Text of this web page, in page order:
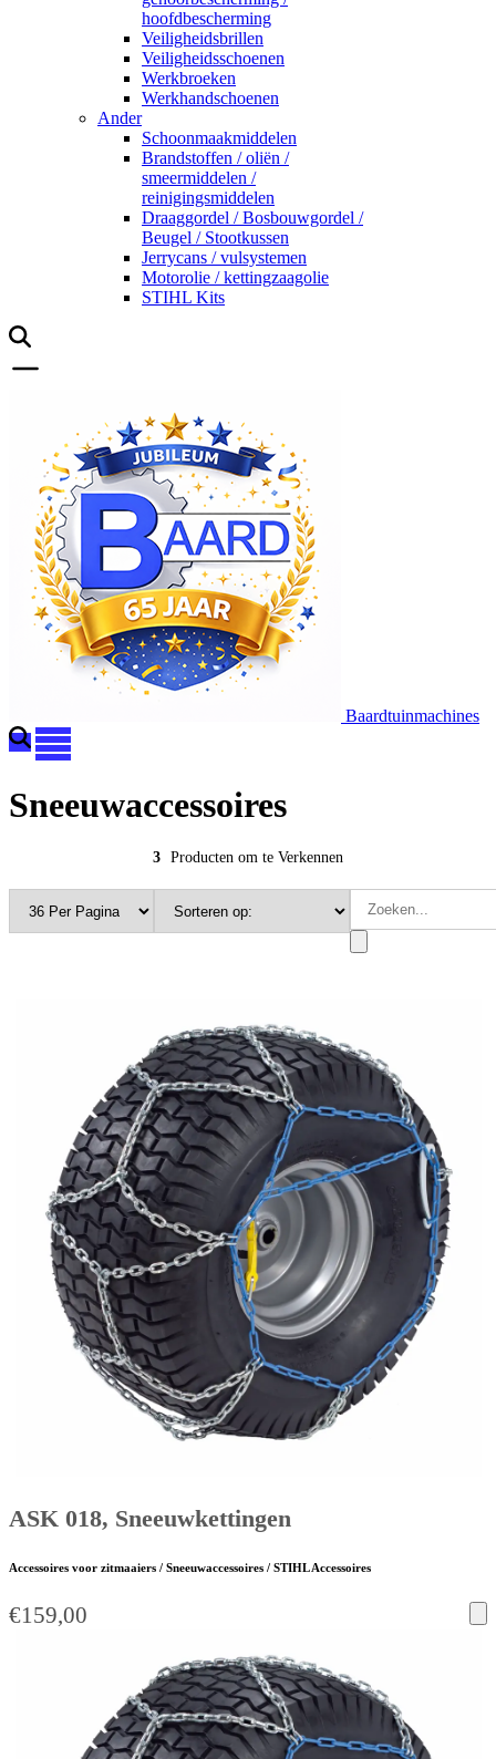
hoofdbescherming
Veiligheidsbrillen
Veiligheidsschoenen
Werkbroeken
Werkhandschoenen
Ander
Schoonmaakmiddelen
Brandstoffen / oliën /
smeermiddelen /
reinigingsmiddelen
Draaggordel / Bosbouwgordel /
Beugel / Stootkussen
Jerrycans / vulsystemen
Motorolie / kettingzaagolie
STIHL Kits
Baardtuinmachines
Sneeuwaccessoires
3 Producten om te Verkennen
ASK 018, Sneeuwkettingen
Accessoires voor zitmaaiers / Sneeuwaccessoires / STIHL Accessoires
€159,00